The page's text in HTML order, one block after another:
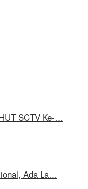
SCTV Ke-…
Ada La…